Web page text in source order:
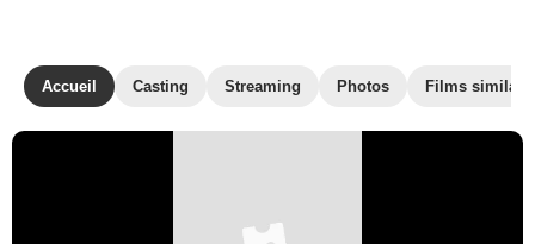
Accueil Casting Streaming Photos Films